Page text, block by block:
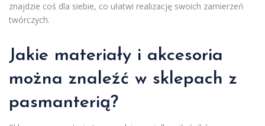
znajdzie coś dla siebie, co ułatwi realizację swoich zamierzeń
twórczych.
Jakie materiały i akcesoria
można znaleźć w sklepach z
pasmanterią?